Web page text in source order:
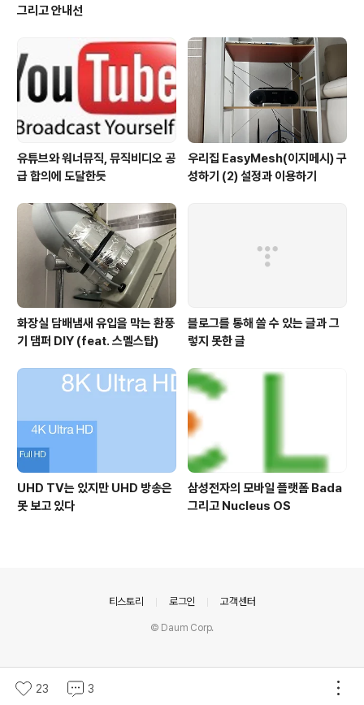
그리고 안내선
유튜브와 워너뮤직, 뮤직비디오 공
급 합의에 도달한듯
우리집 EasyMesh(이지메시) 구
성하기 (2) 설정과 이용하기
화장실 담배냄새 유입을 막는 환풍
기 댐퍼 DIY (feat. 스멜스탑)
블로그를 통해 쓸 수 있는 글과 그
렇지 못한 글
UHD TV는 있지만 UHD 방송은
못 보고 있다
삼성전자의 모바일 플랫폼 Bada
그리고 Nucleus OS
23 3
티스토리 로그인 고객센터
© Daum Corp.